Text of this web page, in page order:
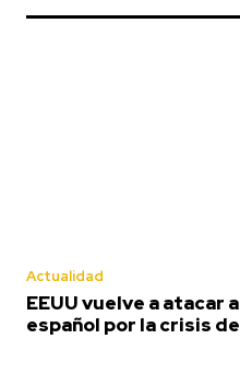
Actualidad
EEUU vuelve a atacar
español por la crisis